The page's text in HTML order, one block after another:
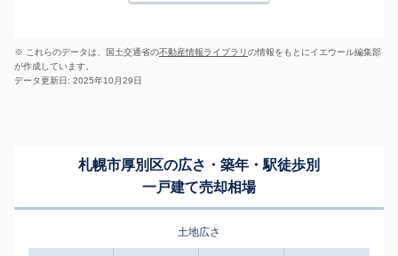
※ これらのデータは、国土交通省の不動産情報ライブラリの情報をもとにイエウール編集部
が作成しています。
データ更新日: 2025年10月29日
札幌市厚別区の広さ・築年・駅徒歩別
一戸建て売却相場
土地広さ